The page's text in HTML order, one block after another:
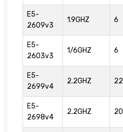
E5-
2609v3
1.9GHZ 6
E5-
2603v3
1/6GHZ 6
E5-
2699v4
2.2GHZ 22
E5-
2698v4
2.2GHZ 20